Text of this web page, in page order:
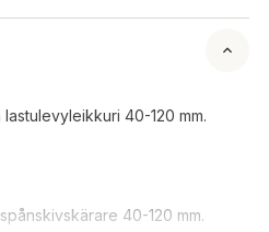
40-120 mm.
40-120 mm.